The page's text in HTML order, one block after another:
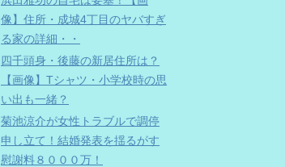
像】住所・成城4丁目のヤバすぎ
る家の詳細・・
四千頭身・後藤の新居住所は？
【画像】Tシャツ・小学校時の思
い出も一緒？
菊池涼介が女性トラブルで調停
申し立て！結婚発表を揺るがす
慰謝料８０００万！